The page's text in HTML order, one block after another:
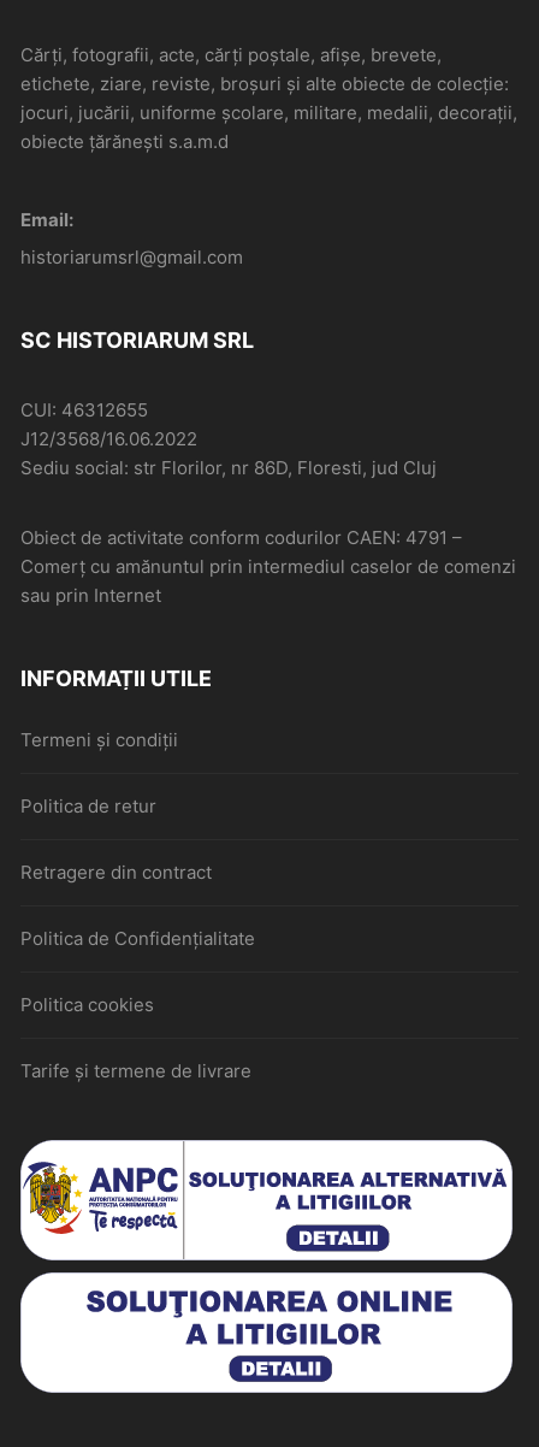
Cărți, fotografii, acte, cărți poștale, afișe, brevete,
etichete, ziare, reviste, broșuri și alte obiecte de colecție:
jocuri, jucării, uniforme școlare, militare, medalii, decorații,
obiecte țărănești s.a.m.d
Email:
historiarumsrl@gmail.com
SC HISTORIARUM SRL
CUI: 46312655
J12/3568/16.06.2022
Sediu social: str Florilor, nr 86D, Floresti, jud Cluj
Obiect de activitate conform codurilor CAEN: 4791 –
Comerţ cu amănuntul prin intermediul caselor de comenzi
sau prin Internet
INFORMAȚII UTILE
Termeni și condiții
Politica de retur
Retragere din contract
Politica de Confidențialitate
Politica cookies
Tarife și termene de livrare